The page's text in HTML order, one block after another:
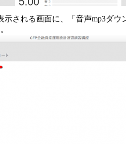
される画面に、「音声mp3ダウ